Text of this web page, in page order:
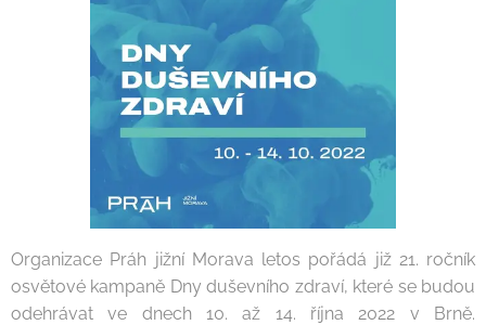
Organizace Práh jižní Morava letos pořádá již 21. ročník
osvětové kampaně Dny duševního zdraví, které se budou
odehrávat ve dnech 10. až 14. října 2022 v Brně.